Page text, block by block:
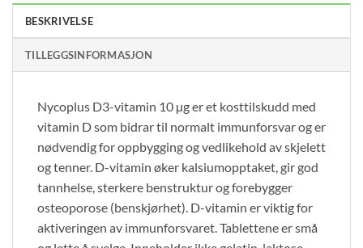
BESKRIVELSE
TILLEGGSINFORMASJON
Nycoplus D3-vitamin 10 µg er et kosttilskudd med
vitamin D som bidrar til normalt immunforsvar og er
nødvendig for oppbygging og vedlikehold av skjelett
og tenner. D-vitamin øker kalsiumopptaket, gir god
tannhelse, sterkere benstruktur og forebygger
osteoporose (benskjørhet). D-vitamin er viktig for
aktiveringen av immunforsvaret. Tablettene er små